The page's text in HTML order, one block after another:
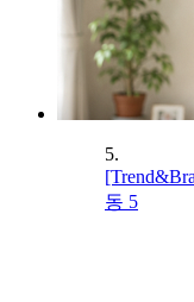
5.
동 5